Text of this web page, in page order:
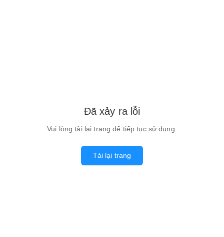
Đã xảy ra lỗi
Vui lòng tải lại trang để tiếp tục sử dụng.
Tải lại trang